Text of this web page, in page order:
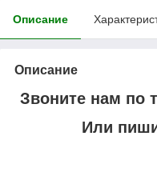
Описание
Описание
Звоните нам по
Или